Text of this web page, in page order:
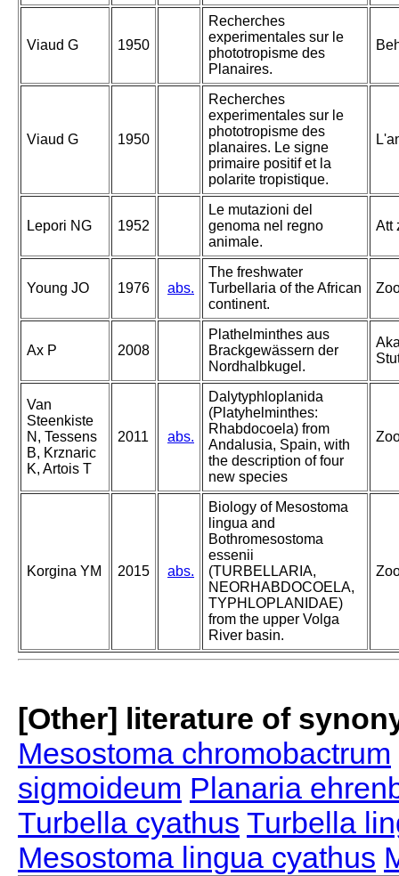
Viaud G 1950
Recherches
experimentales sur le
phototropisme des
Planaires.
Viaud G 1950
Recherches
experimentales sur le
phototropisme des
planaires. Le signe
primaire positif et la
polarite tropistique.
Lepori NG 1952
Le mutazioni del
genoma nel regno
animale.
Att
Young JO 1976 abs.
The freshwater
Turbellaria of the African
continent.
Ax P 2008
Plathelminthes aus
Brackgewässern der
Nordhalbkugel.
Van
Steenkiste
N, Tessens
B, Krznaric
K, Artois T
2011 abs.
Dalytyphloplanida
(Platyhelminthes:
Rhabdocoela) from
Andalusia, Spain, with
the description of four
new species
Korgina YM 2015 abs.
Biology of Mesostoma
lingua and
Bothromesostoma
essenii
(TURBELLARIA,
NEORHABDOCOELA,
TYPHLOPLANIDAE)
from the upper Volga
River basin.
[Other] literature of
Mesostoma chromobactrum
sigmoideum Planaria
Turbella cyathus Turbella
Mesostoma lingua cyathus